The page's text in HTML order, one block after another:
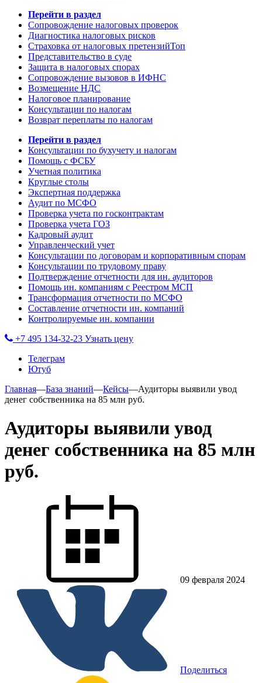
Перейти в раздел
Сопровождение налоговых проверок
Диагностика налоговых рисков
Страховка от налоговых претензийТоп
Представительство в суде
Защита в налоговых спорах
Сопровождение вызовов в ИФНС
Возмещение НДС
Налоговое планирование
Консультации по налогам
Возврат переплаты по налогам
Перейти в раздел
Консультации по бухучету и налогам
Помощь с ФСБУ
Учетная политика
Круглые столы
Экспертная поддержка
Аудит по МСФО
Проверка учета по госконтрактам
Проверка учета ГОЗ
Кадровый аудит
Управленческий учет
Консультации по договорам и корпоративным спорам
Консультации по трудовому праву
Подтверждение отчетности для ин. аудиторов
Помощь ин. компаниям с Реестром МСП
Трансформация отчетности по МСФО
Составление отчетности ин. компаний
Контролируемые ин. компании
+7 495 134-32-23 Узнать цену
Телеграм
Ютуб
Главная—База знаний—Кейсы—Аудиторы выявили увод
денег собственника на 85 млн руб.
Аудиторы выявили увод
денег собственника на 85 млн
руб.
09 февраля 2024
Поделиться